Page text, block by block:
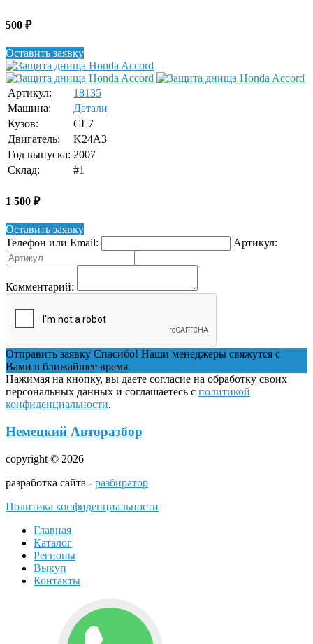
500 ₽
Оставить заявку
Артикул:
18135
Машина:
Детали
Кузов:
CL7
Двигатель:
K24A3
Год выпуска: 2007
Склад:
#1
1 500 ₽
Оставить заявку
Телефон или Email:
Артикул:
Комментарий:
Отправить заявку Спасибо! Наши менеджеры свяжутся с
Вами в ближайшее время.
Нажимая на кнопку, вы даете согласие на обработку своих
персональных данных и соглашаетесь с политикой
конфиденциальности.
Немецкий Авторазбор
copyright © 2026
разработка сайта - разбиратор
Политика конфиденциальности
Главная
Каталог
Регионы
Выкуп
Контакты